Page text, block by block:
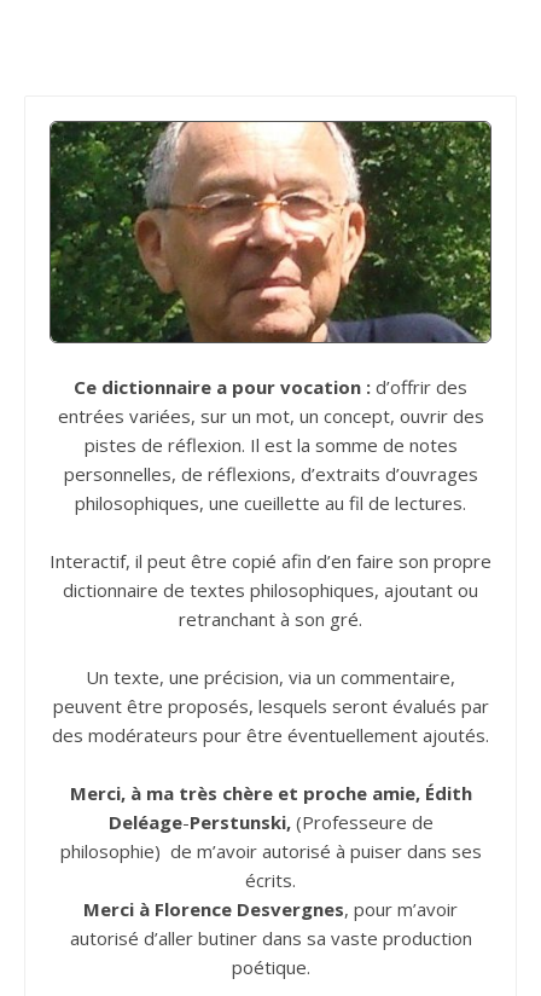
Ce dictionnaire a pour vocation : d’offrir des
entrées variées, sur un mot, un concept, ouvrir des
pistes de réflexion. Il est la somme de notes
personnelles, de réflexions, d’extraits d’ouvrages
philosophiques, une cueillette au fil de lectures.
Interactif, il peut être copié afin d’en faire son propre
dictionnaire de textes philosophiques, ajoutant ou
retranchant à son gré.
Un texte, une précision, via un commentaire,
peuvent être proposés, lesquels seront évalués par
des modérateurs pour être éventuellement ajoutés.
Merci, à ma très chère et proche amie, Édith
Deléage-Perstunski,(Professeure de
philosophie) de m’avoir autorisé à puiser dans ses
écrits.
Merci à Florence Desvergnes, pour m’avoir
autorisé d’aller butiner dans sa vaste production
poétique.